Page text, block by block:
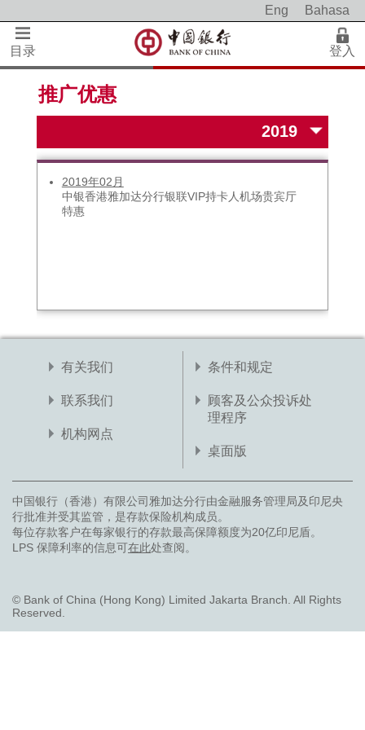
Eng Bahasa
目录 登入
推广优惠
2019年02月
中银香港雅加达分行银联VIP持卡人机场贵宾厅
特惠
有关我们
联系我们
机构网点
条件和规定
顾客及公众投诉处
理程序
桌面版
中国银行（香港）有限公司雅加达分行由金融服务管理局及印尼央
行批准并受其监管，是存款保险机构成员。
每位存款客户在每家银行的存款最高保障额度为20亿印尼盾。
LPS 保障利率的信息可在此处查阅。
© Bank of China (Hong Kong) Limited Jakarta Branch. All Rights
Reserved.